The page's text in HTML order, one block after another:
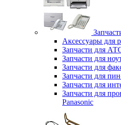
Аксессуары для
Запчасти для
Запчасти для
Запчасти для
Запчасти для
Запчасти для
Запчасти для
Panasonic